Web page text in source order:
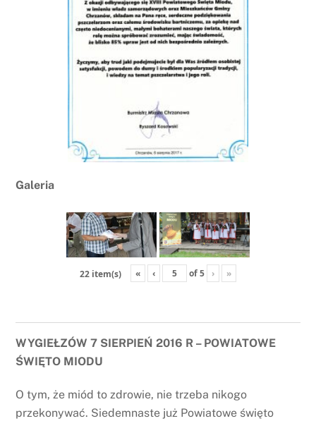
Galeria
22 item(s) « ‹ of5 › »
WYGIEŁZÓW 7 SIERPIEŃ 2016 R – POWIATOWE
ŚWIĘTO MIODU
O tym, że miód to zdrowie, nie trzeba nikogo
przekonywać. Siedemnaste już Powiatowe święto